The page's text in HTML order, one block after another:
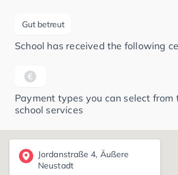
Gut betreut
School has received the following
Payment types you can select from
school services
Jordanstraße 4, Äußere
Neustadt